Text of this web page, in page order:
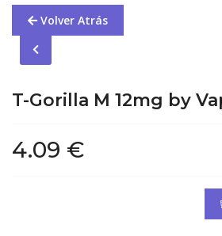
Volver Atrás
T-Gorilla M 12mg by
4.09 €